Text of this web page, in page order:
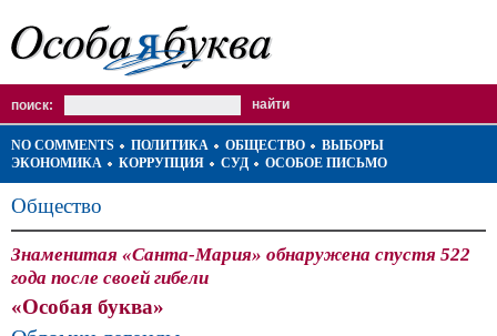
поиск:
NO COMMENTS ПОЛИТИКА ОБЩЕСТВО
ВЫБОРЫ
ЭКОНОМИКА
КОРРУПЦИЯ СУД ОСОБОЕ ПИСЬМО
Общество
Знаменитая «Санта-Мария» обнаружена спустя 522
года после своей гибели
«Особая буква»